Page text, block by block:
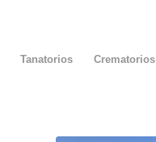
Tanatorios Crematorios